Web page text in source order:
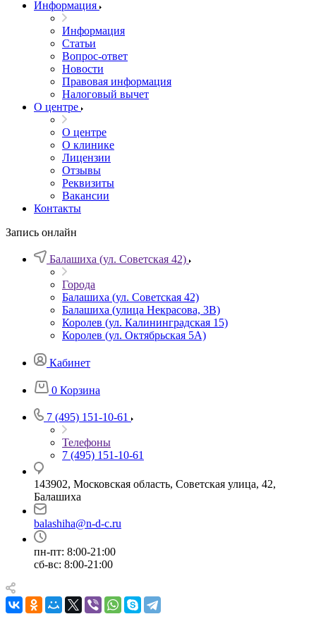
Информация
Информация
Статьи
Вопрос-ответ
Новости
Правовая информация
Налоговый вычет
О центре
О центре
О клинике
Лицензии
Отзывы
Реквизиты
Вакансии
Контакты
Запись онлайн
Балашиха (ул. Советская 42)
Города
Балашиха (ул. Советская 42)
Балашиха (улица Некрасова, 3В)
Королев (ул. Калининградская 15)
Королев (ул. Октябрьская 5А)
Кабинет
0 Корзина
7 (495) 151-10-61
Телефоны
7 (495) 151-10-61
143902, Московская область, Советская улица, 42,
Балашиха
balashiha@n-d-c.ru
пн-пт: 8:00-21:00
сб-вс: 8:00-21:00